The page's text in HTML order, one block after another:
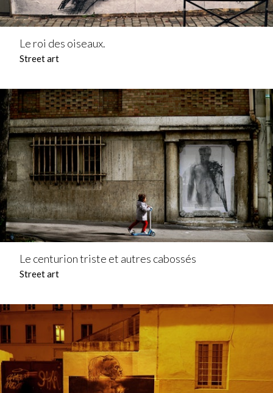
Le roi des oiseaux.
Street art
Le centurion triste et autres cabossés
Street art